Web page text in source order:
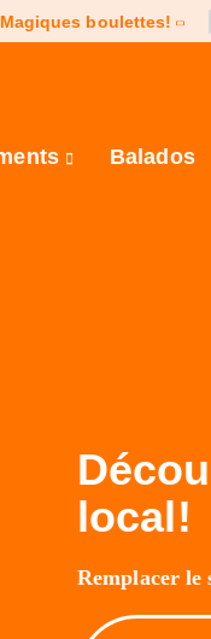
boulettes!
Balados
local!
Remplacer